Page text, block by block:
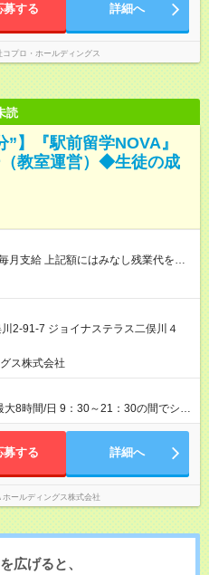
募する 詳細へ
コプロ・ホールディングス
読
”】『駅前留学NOVA』
教室運営）◆生徒の成
月支給 上記額にはみなし残業代を含
給いたします。 みなし残業代 30,000
時間／月 ★頑張りが収入に直結！イン
センティブを支給します。一般職の
のインセンティブを手にした実績
で収入に還元されるため、高いモチ
ャンスあり！スピ
年1回の査定に加
優秀な人材を役員に推薦する制度が
れば、年度の途中でも昇格。実際、
ん。 【試用期間】試用期
ヶ月 ※ 雇用形態と給与に、本採用時
雇用形態：インターンシップ 給与：
の入社の場合、その月の月末までは
ります。
2-91-7 ジョイナステラス二俣川４
ス株式会社
大8時間/日 9：30～21：30の間でシフ
を一人で担当する場合も多い
、調整しやすい環境です。
募する 詳細へ
ホールディングス株式会社
広げると、